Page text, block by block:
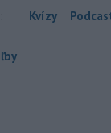
Kvízy